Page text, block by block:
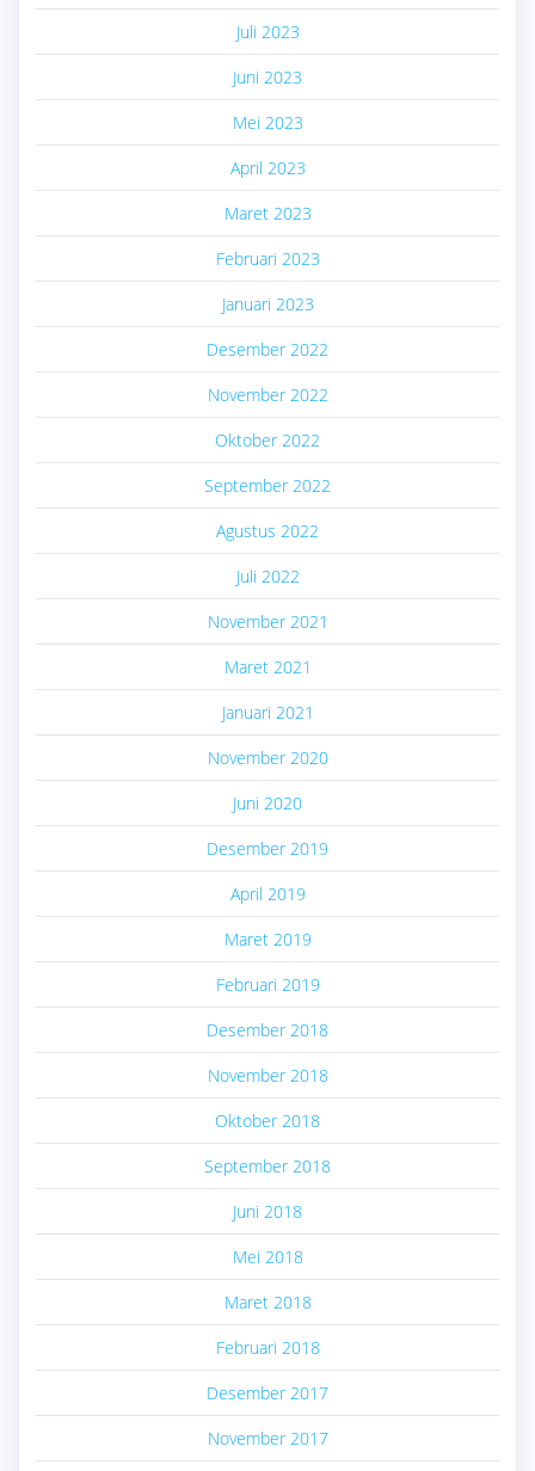
Juli 2023
Juni 2023
Mei 2023
April 2023
Maret 2023
Februari 2023
Januari 2023
Desember 2022
November 2022
Oktober 2022
September 2022
Agustus 2022
Juli 2022
November 2021
Maret 2021
Januari 2021
November 2020
Juni 2020
Desember 2019
April 2019
Maret 2019
Februari 2019
Desember 2018
November 2018
Oktober 2018
September 2018
Juni 2018
Mei 2018
Maret 2018
Februari 2018
Desember 2017
November 2017